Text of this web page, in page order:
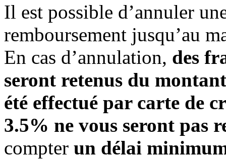
Il est possible d’annuler
remboursement jusqu’au
En cas d’annulation, des
seront retenus du
été effectué par carte de
3.5% ne vous seront pas
compter un délai